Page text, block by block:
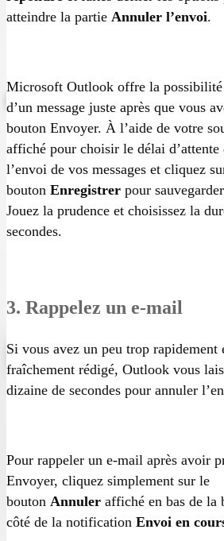
atteindre la partie Annuler l’envoi.
Microsoft Outlook offre la possibilité
d’un message juste après que vous
bouton Envoyer. À l’aide de votre
affiché pour choisir le délai d’attente
l’envoi de vos messages et cliquez
bouton Enregistrer pour
Jouez la prudence et choisissez la
secondes.
3. Rappelez un e-mail
Si vous avez un peu trop rapidement
fraîchement rédigé, Outlook vous
dizaine de secondes pour annuler
Pour rappeler un e-mail après avoir
Envoyer, cliquez simplement sur le
bouton Annuler affiché en bas de la
côté de la notification Envoi en